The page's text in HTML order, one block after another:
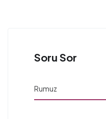
Soru Sor
Rumuz